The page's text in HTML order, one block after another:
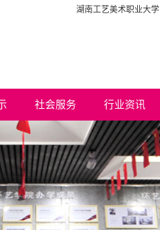
湖南工艺美术职业大学
社会服务 行业资讯